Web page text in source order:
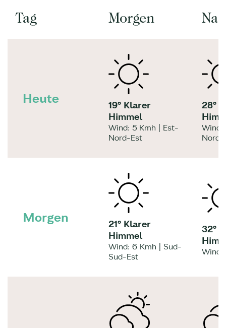
Tag Morgen
Heute
19° Klarer
Himmel
Wind: 5 Kmh | Est-
Nord-Est
28°
Wind:
Nord-
Morgen
21° Klarer
Himmel
Wind: 6 Kmh | Sud-
Sud-Est
32°
Wind: